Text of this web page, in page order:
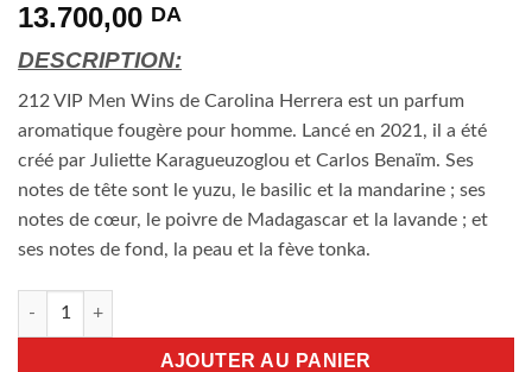
13.700,00 DA
DESCRIPTION:
212 VIP Men Wins de Carolina Herrera est un parfum
aromatique fougère pour homme. Lancé en 2021, il a été
créé par Juliette Karagueuzoglou et Carlos Benaïm. Ses
notes de tête sont le yuzu, le basilic et la mandarine ; ses
notes de cœur, le poivre de Madagascar et la lavande ; et
ses notes de fond, la peau et la fève tonka.
quantité de 212 VIP Men Wins Carolina Herrera 100ml EDP
AJOUTER AU PANIER